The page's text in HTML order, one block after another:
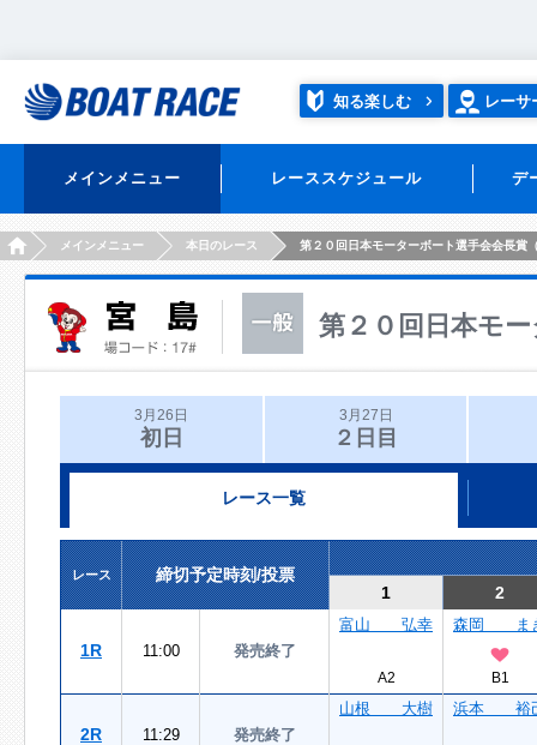
知る楽しむ レーサ
メインメニュー レーススケジュール デ
HOMEメインメニュー 本日のレース 第２０回日本モーターボート選手会会長賞
第２０回日本モ
3月26日
初日
3月27日
２日目
レース一覧
レース
締切予定時刻/投票
1
2
1R 11:00 発売終了
富山 弘幸
A2
森岡 ま
B1
2R 11:29 発売終了
山根 大樹 浜本 裕